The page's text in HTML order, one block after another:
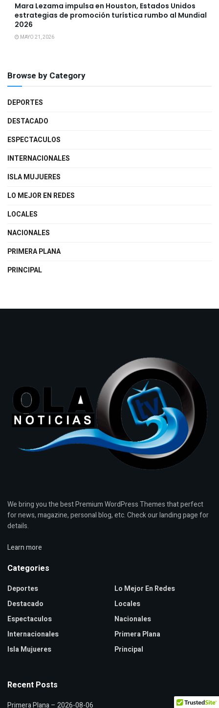
Mara Lezama impulsa en Houston, Estados Unidos
estrategias de promoción turística rumbo al Mundial
2026
MAYO 21, 2026
Browse by Category
DEPORTES
DESTACADO
ESPECTACULOS
INTERNACIONALES
ISLA MUJUERES
LO MEJOR EN REDES
LOCALES
NACIONALES
PRIMERA PLANA
PRINCIPAL
We bring you the best Premium WordPress Themes that perfect
for news, magazine, personal blog, etc. Check our landing page for
details.
Learn more
Categories
Deportes
Destacado
Espectaculos
Internacionales
Isla Mujueres
Lo Mejor En Redes
Locales
Nacionales
Primera Plana
Principal
Recent Posts
Primera Plana – 2026-08-06